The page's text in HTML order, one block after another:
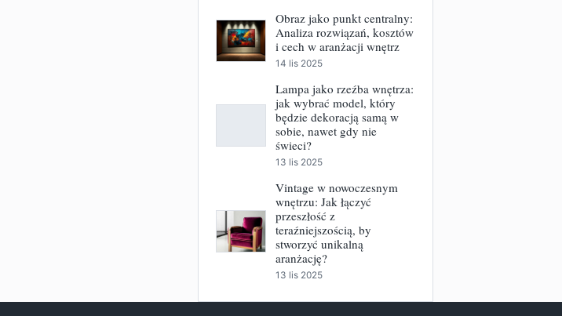
Obraz jako punkt centralny:
Analiza rozwiązań, kosztów
i cech w aranżacji wnętrz
14 lis 2025
Lampa jako rzeźba wnętrza:
jak wybrać model, który
będzie dekoracją samą w
sobie, nawet gdy nie
świeci?
13 lis 2025
Vintage w nowoczesnym
wnętrzu: Jak łączyć
przeszłość z
teraźniejszością, by
stworzyć unikalną
aranżację?
13 lis 2025